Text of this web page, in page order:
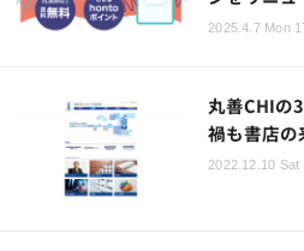
2025.4.7 Mon
丸善CHIの
禍も書店の
2022.12.10 Sat